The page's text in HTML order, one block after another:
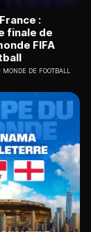
:
finale de
FIFA
MONDE DE FOOTBALL